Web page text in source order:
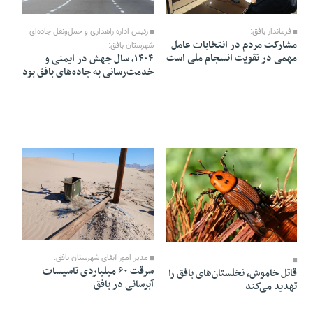
فرماندار بافق:
مشارکت مردم در انتخابات عامل
مهمی در تقویت انسجام ملی است
رئیس اداره راهداری و حمل‌ونقل جاده‌ای
شهرستان بافق:
۱۴۰۴، سال جهش در ایمنی و
خدمت‌رسانی به جاده‌های بافق بود
06 Esfand 1404 - 18:18
قاتل خاموش، نخلستان‌های بافق را
تهدید می‌کند
04 Esfand 1404 - 14:44
مدیر امور آبفای شهرستان بافق:
سرقت ۶۰ میلیاردی تاسیسات
آبرسانی در بافق